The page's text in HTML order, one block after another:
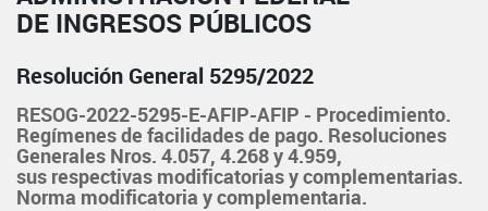
DE INGRESOS PÚBLICOS
Resolución General 5295/2022
RESOG-2022-5295-E-AFIP-AFIP - Procedimiento.
Regímenes de facilidades de pago. Resoluciones
Generales Nros. 4.057, 4.268 y 4.959,
sus respectivas modificatorias y complementarias.
Norma modificatoria y complementaria.